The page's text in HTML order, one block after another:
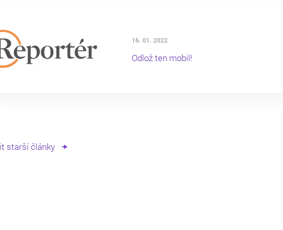
16. 01. 2022
Odlož ten mobil!
starší články